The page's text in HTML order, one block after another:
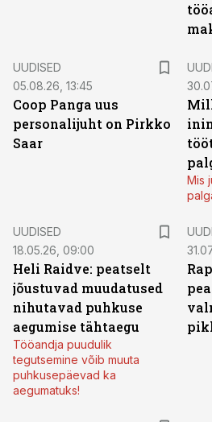
UUDISED
05.08.26, 13:45
Coop Panga uus
personalijuht on Pirkko
Saar
Mis
UUDISED
18.05.26, 09:00
Heli Raidve: peatselt
jõustuvad muudatused
nihutavad puhkuse
aegumise tähtaegu
Tööandja puudulik
tegutsemine võib muuta
puhkusepäevad ka
aegumatuks!